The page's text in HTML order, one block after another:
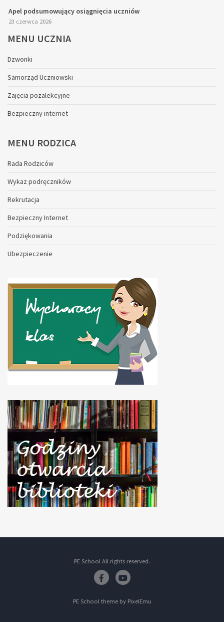
Apel podsumowujący osiągnięcia uczniów
23 czerwca 2026
MENU UCZNIA
Dzwonki
Samorząd Uczniowski
Zajęcia pozalekcyjne
Bezpieczny internet
MENU RODZICA
Rada Rodziców
Wykaz podręczników
Rekrutacja
Bezpieczny Internet
Podziękowania
Ubezpieczenie
PE School All rights reserved.
PE School theme by PixelEmu